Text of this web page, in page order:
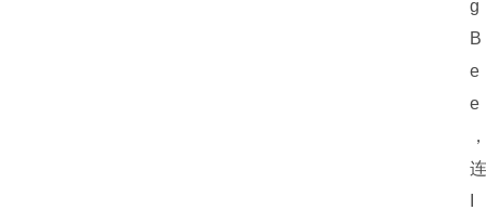
g
B
e
e
，
连